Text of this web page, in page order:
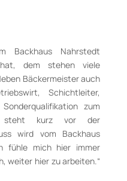
Backhaus Nahrstedt
hat, dem stehen viele
Bäckermeister auch
Schichtleiter,
zum
steht kurz vor der
wird vom Backhaus
fühle mich hier immer
weiter hier zu arbeiten.“